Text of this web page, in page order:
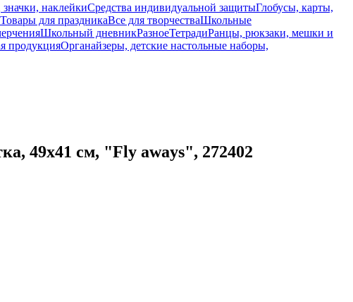
наклейкиСредства индивидуальной защитыГлобусы, карты,
Товары для праздникаВсе для творчестваШкольные
Школьный дневникРазноеТетрадиРанцы, рюкзаки, мешки и
продукцияОрганайзеры, детские настольные наборы,
49х41 см, "Fly aways", 272402